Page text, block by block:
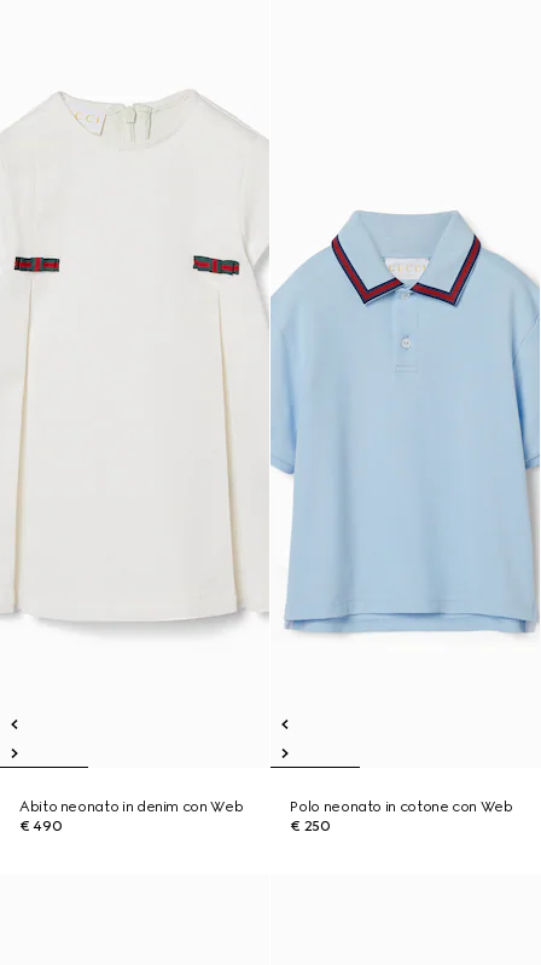
Abito neonato in denim con Web
€ 490
Polo neonato in cotone con Web
€ 250